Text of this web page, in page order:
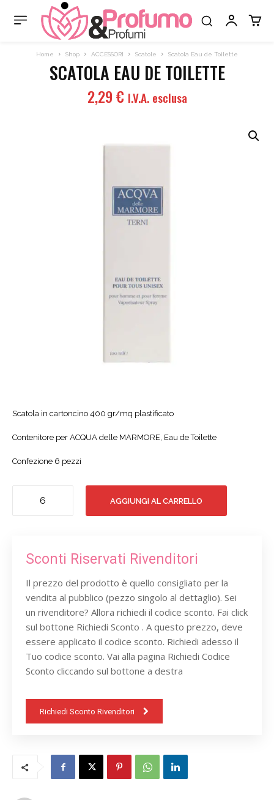
Home Shop ACCESSORI Scatole Scatola Eau de Toilette
SCATOLA EAU DE TOILETTE
2,29€ I.V.A. esclusa
Scatola in cartoncino 400 gr/mq plastificato
Contenitore per ACQUA delle MARMORE, Eau de Toilette
Confezione 6 pezzi
AGGIUNGI AL CARRELLO
Sconti Riservati Rivenditori
Il prezzo del prodotto è quello consigliato per la
vendita al pubblico (pezzo singolo al dettaglio). Sei
un rivenditore? Allora richiedi il codice sconto. Fai click
sul bottone Richiedi Sconto . A questo prezzo, deve
essere applicato il codice sconto. Richiedi adesso il
Tuo codice sconto. Vai alla pagina Richiedi Codice
Sconto cliccando sul bottone a destra
Richiedi Sconto Rivenditori